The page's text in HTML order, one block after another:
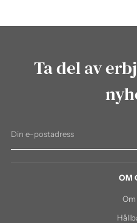
Ta del av
e-
postadress
OM
Om